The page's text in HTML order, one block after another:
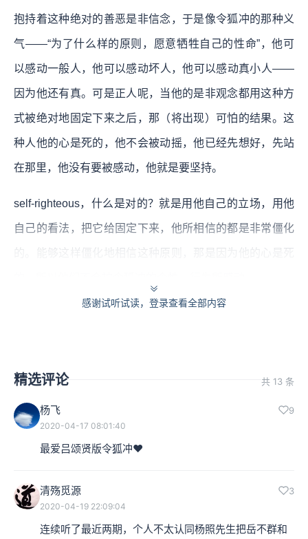
抱持着这种绝对的善恶是非信念，于是像令狐冲的那种义
气——“为了什么样的原则，愿意牺牲自己的性命”，他可
以感动一般人，他可以感动坏人，他可以感动真小人——
因为他还有真。可是正人呢，当他的是非观念都用这种方
式被绝对地固定下来之后，那（将出现）可怕的结果。这
种人他的心是死的，他不会被动摇，他已经先想好，先站
在那里，他没有要被感动，他就是要坚持。
self-righteous，什么是对的？就是用他自己的立场，用他
自己的看法，把它给固定下来，他所相信的都是非常僵化
的。能够这样僵化地相信这种原则，那是因为他的心是死
《天龙八部》当中的段誉、萧峰都有非常密切的关系。理
解令狐冲的一种方式是我们可以把他视为是段誉和萧峰的
升级版或者是修正版。
感谢试听试读，登录查看全部内容
精选评论 共 13 条
杨飞 9
2020-04-17 08:01:40
最爱吕颂贤版令狐冲❤️
清殇觅源 3
2020-04-19 22:09:04
连续听了最近两期，个人不太认同杨照先生把岳不群和